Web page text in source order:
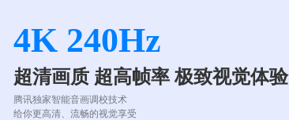
4K 240Hz
超清画质 超高帧率 极致视觉体验
腾讯独家智能音画调校技术
给你更高清、流畅的视觉享受